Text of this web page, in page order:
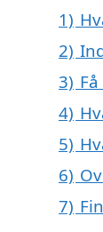
1)
2)
3)
4)
5)
6)
7)